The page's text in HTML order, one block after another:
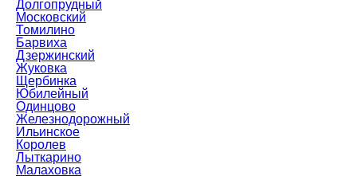
Долгопрудный
Московский
Томилино
Барвиха
Дзержинский
Жуковка
Щербинка
Юбилейный
Одинцово
Железнодорожный
Ильинское
Королев
Лыткарино
Малаховка